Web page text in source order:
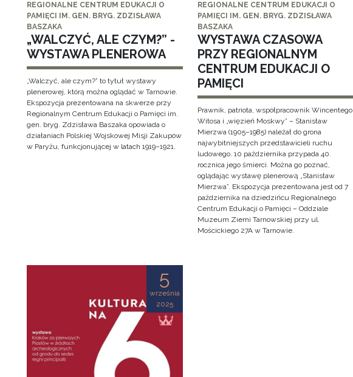
REGIONALNE CENTRUM EDUKACJI O
PAMIĘCI IM. GEN. BRYG. ZDZISŁAWA
BASZAKA
„WALCZYĆ, ALE CZYM?” -
WYSTAWA PLENEROWA
„Walczyć, ale czym?” to tytuł wystawy
plenerowej, którą można oglądać w Tarnowie.
Ekspozycja prezentowana na skwerze przy
Regionalnym Centrum Edukacji o Pamięci im.
gen. bryg. Zdzisława Baszaka opowiada o
działaniach Polskiej Wojskowej Misji Zakupów
w Paryżu, funkcjonującej w latach 1919–1921.
REGIONALNE CENTRUM EDUKACJI O
PAMIĘCI IM. GEN. BRYG. ZDZISŁAWA
BASZAKA
WYSTAWA CZASOWA
PRZY REGIONALNYM
CENTRUM EDUKACJI O
PAMIĘCI
Prawnik, patriota, współpracownik Wincentego
Witosa i „więzień Moskwy” – Stanisław
Mierzwa (1905–1985) należał do grona
najwybitniejszych przedstawicieli ruchu
ludowego. 10 października przypada 40.
rocznica jego śmierci. Można go poznać,
oglądając wystawę plenerową „Stanisław
Mierzwa”. Ekspozycja prezentowana jest od 7
października na dziedzińcu Regionalnego
Centrum Edukacji o Pamięci – Oddziale
Muzeum Ziemi Tarnowskiej przy ul.
Mościckiego 27A w Tarnowie.
5
września
2025